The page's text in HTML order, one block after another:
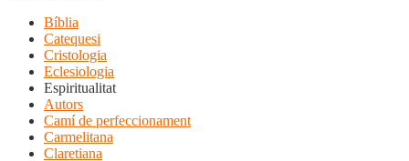
Bíblia
Catequesi
Cristologia
Eclesiologia
Espiritualitat
Autors
Camí de perfeccionament
Carmelitana
Claretiana